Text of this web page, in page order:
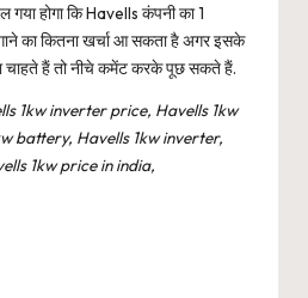
गया होगा कि Havells कंपनी का 1
का कितना खर्चा आ सकता है अगर इसके
चाहते हैं तो नीचे कमेंट करके पूछ सकते हैं.
1kw inverter price, Havells 1kw
battery, Havells 1kw inverter,
1kw price in india,